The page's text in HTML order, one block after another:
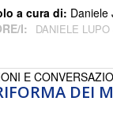
a cura di: Daniele
I:
DANIELE
DEI
E